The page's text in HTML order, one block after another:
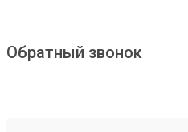
Обратный звонок